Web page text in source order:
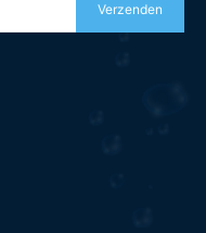
Verzenden